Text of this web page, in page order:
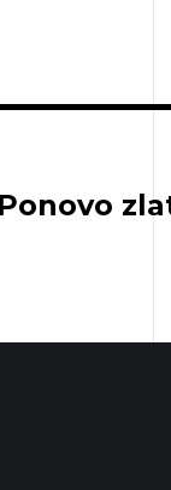
Ponovo